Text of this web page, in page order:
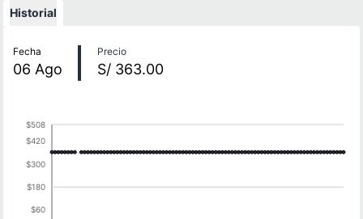
Historial
Fecha
06 Ago
Precio
S/ 363.00
$60
$180
$300
$420
$508